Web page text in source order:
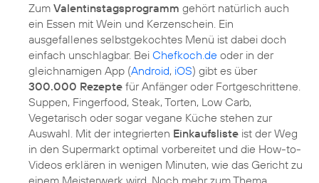
Zum Valentinstagsprogramm gehört natürlich auch
ein Essen mit Wein und Kerzenschein. Ein
ausgefallenes selbstgekochtes Menü ist dabei doch
einfach unschlagbar. Bei Chefkoch.de oder in der
gleichnamigen App (Android, iOS) gibt es über
300.000 Rezepte für Anfänger oder Fortgeschrittene.
Suppen, Fingerfood, Steak, Torten, Low Carb,
Vegetarisch oder sogar vegane Küche stehen zur
Auswahl. Mit der integrierten Einkaufsliste ist der Weg
in den Supermarkt optimal vorbereitet und die How-to-
Videos erklären in wenigen Minuten, wie das Gericht zu